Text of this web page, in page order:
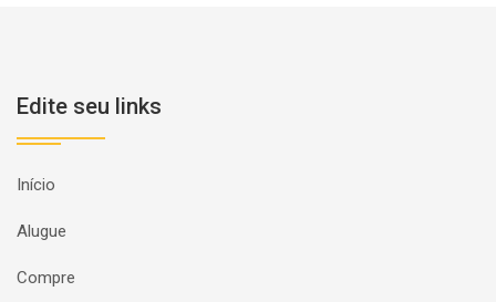
Edite seu links
Início
Alugue
Compre